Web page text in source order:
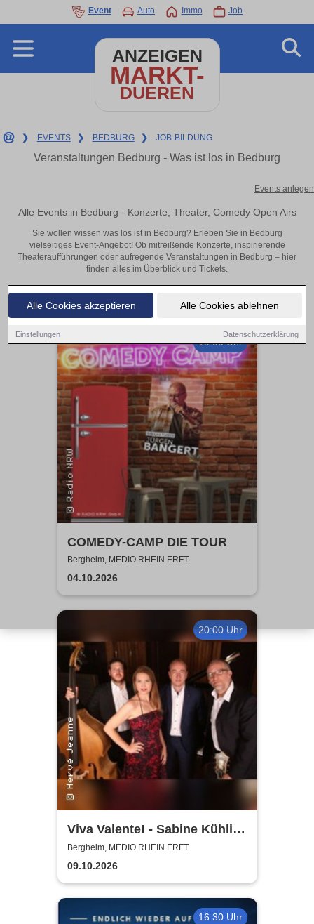
Alle Cookies akzeptieren Alle Cookies ablehnen
Einstellungen Datenschutzerklärung
Event Auto Immo Job
ANZEIGEN
MARKT-
DUEREN
❯ EVENTS ❯ BEDBURG ❯ JOB-BILDUNG
Veranstaltungen Bedburg - Was ist los in Bedburg
Events anlegen
Alle Events in Bedburg - Konzerte, Theater, Comedy Open Airs
Sie wollen wissen was los ist in Bedburg? Erleben Sie in Bedburg
vielseitiges Event-Angebot! Ob mitreißende Konzerte, inspirierende
Theateraufführungen oder aufregende Veranstaltungen in Bedburg – hier
finden alles im Überblick und Tickets.
19:00 Uhr
COMEDY-CAMP DIE TOUR
Bergheim, MEDIO.RHEIN.ERFT.
04.10.2026
20:00 Uhr
Viva Valente! - Sabine Kühlich
& Jörg Seidel Trio - Tribute to
Catarina Vatente
Bergheim, MEDIO.RHEIN.ERFT.
09.10.2026
16:30 Uhr